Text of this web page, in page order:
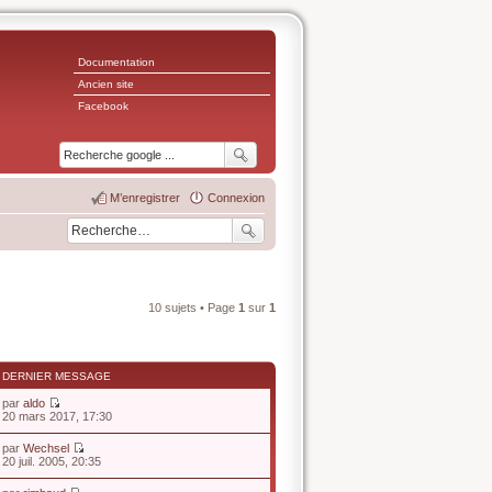
Documentation
Ancien site
Facebook
Connexion
M’enregistrer
10 sujets • Page 1 sur 1
DERNIER MESSAGE
par aldo
V
r
l
e
20 mars 2017, 17:30
par Wechsel
V
20 juil. 2005, 20:35